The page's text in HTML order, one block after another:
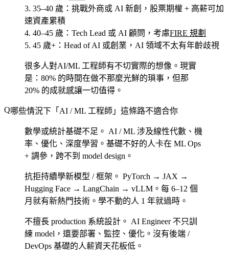
35–40 歲 ：挑戰外商或 AI 新創，股票期權 + 高薪可加
速資產累積
40–45 歲 ：Tech Lead 或 AI 顧問，考慮FIRE 規劃
45 歲+ ：Head of AI 或創業，AI 領域不太有年齡歧視
很多人對AI/ML 工程師有不切實際的想像。現實
是：80% 的時間在做不那麼光鮮的瑣事，但那
20% 的成就感讓一切值得。
哪些情況下「AI / ML 工程師」這條路不適合你
數學或統計基礎不足。 AI / ML 涉及線性代數、機
率、優化、深度學習。基礎不好的人卡在 ML Ops
+ 調參，跨不到 model design。
抗拒持續學新模型 / 框架。 PyTorch → JAX →
Hugging Face → LangChain → vLLM。每 6–12 個
月就有新熱門技術。學不動的人 1 年就過時。
不擅長 production 系統設計。 AI Engineer 不只訓
練 model，還要部署、監控、優化。沒有後端 /
DevOps 基礎的人薪資天花板低。